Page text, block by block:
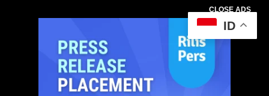
CLOSE ADS
ID